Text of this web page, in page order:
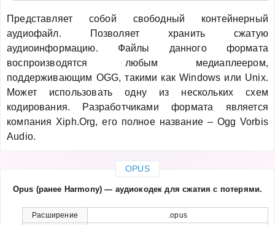
Представляет собой свободный контейнерный
аудиофайл. Позволяет хранить сжатую
аудиоинформацию. Файлы данного формата
воспроизводятся любым медиаплеером,
поддерживающим OGG, такими как Windows или Unix.
Может использовать одну из нескольких схем
кодирования. Разработчиками формата является
компания Xiph.Org, его полное название – Ogg Vorbis
Audio.
OPUS
Opus (ранее Harmony) — аудиокодек для сжатия с потерями.
Расширение
.opus